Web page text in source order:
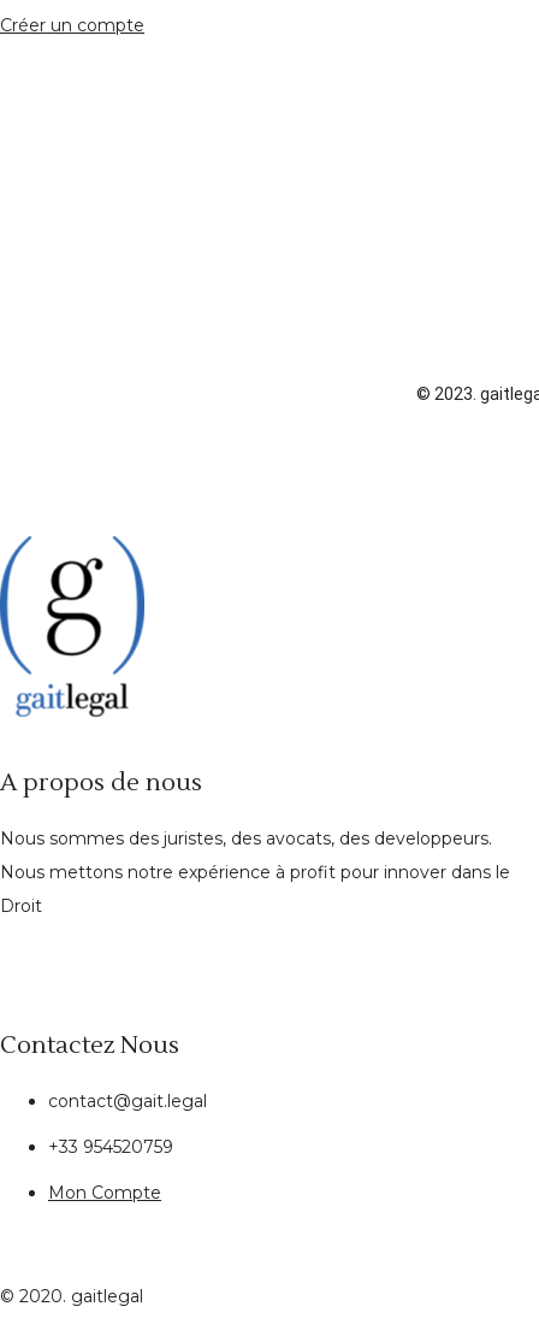
Créer un compte
© 2023.
A propos de nous
Nous sommes des juristes, des avocats, des developpeurs.
Nous mettons notre expérience à profit pour innover dans le
Droit
Contactez Nous
contact@gait.legal
+33 954520759
Mon Compte
© 2020. gaitlegal